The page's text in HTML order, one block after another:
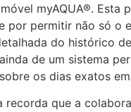
myAQUA®. Esta
por permitir não só o
do histórico
de um sistema
os dias exatos
recorda que a